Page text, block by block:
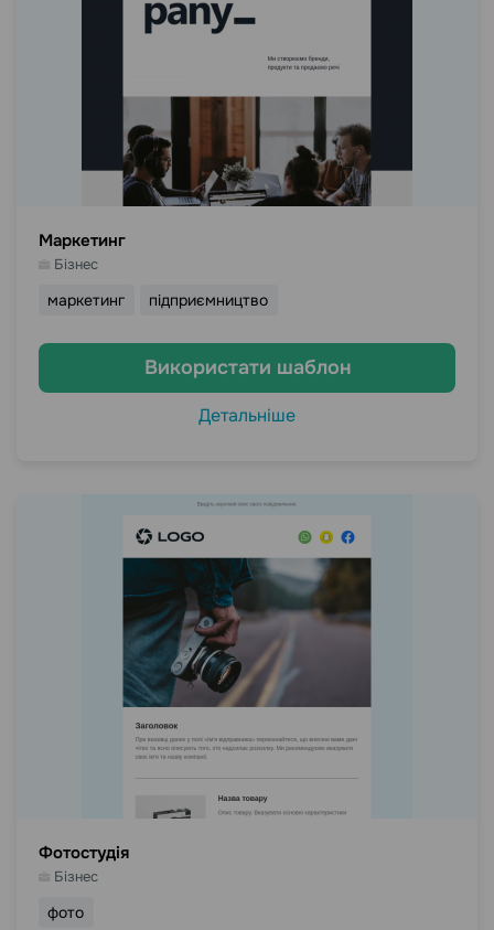
Маркетинг
Бізнес
маркетинг підприємництво
Використати шаблон
Детальніше
Фотостудія
Бізнес
фото